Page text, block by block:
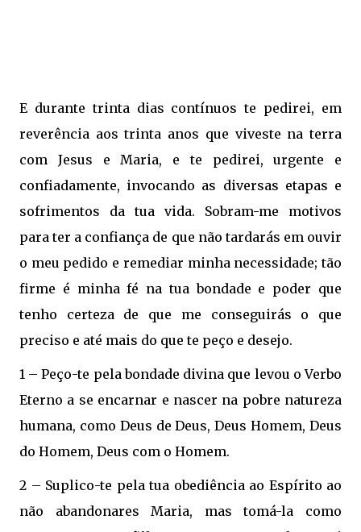
E durante trinta dias contínuos te pedirei, em
reverência aos trinta anos que viveste na terra
com Jesus e Maria, e te pedirei, urgente e
confiadamente, invocando as diversas etapas e
sofrimentos da tua vida. Sobram-me motivos
para ter a confiança de que não tardarás em ouvir
o meu pedido e remediar minha necessidade; tão
firme é minha fé na tua bondade e poder que
tenho certeza de que me conseguirás o que
preciso e até mais do que te peço e desejo.
1 – Peço-te pela bondade divina que levou o Verbo
Eterno a se encarnar e nascer na pobre natureza
humana, como Deus de Deus, Deus Homem, Deus
do Homem, Deus com o Homem.
2 – Suplico-te pela tua obediência ao Espírito ao
não abandonares Maria, mas tomá-la como